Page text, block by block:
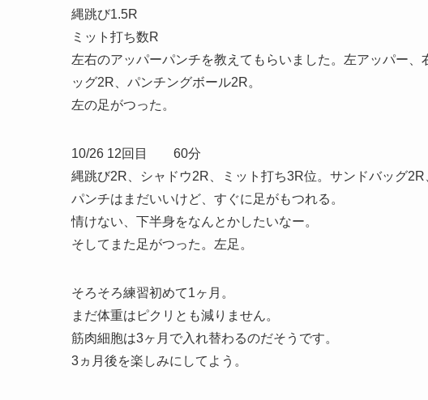
縄跳び1.5R
ミット打ち数R
左右のアッパーパンチを教えてもらいました。左アッパー
ッグ2R、パンチングボール2R。
左の足がつった。
10/26 12回目 60分
縄跳び2R、シャドウ2R、ミット打ち3R位。サンドバッグ2R
パンチはまだいいけど、すぐに足がもつれる。
情けない、下半身をなんとかしたいなー。
そしてまた足がつった。左足。
そろそろ練習初めて1ヶ月。
まだ体重はピクリとも減りません。
筋肉細胞は3ヶ月で入れ替わるのだそうです。
3ヵ月後を楽しみにしてよう。